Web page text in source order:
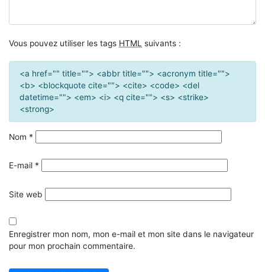
Vous pouvez utiliser les tags HTML suivants :
<a href="" title=""> <abbr title=""> <acronym title="">
<b> <blockquote cite=""> <cite> <code> <del
datetime=""> <em> <i> <q cite=""> <s> <strike>
<strong>
Nom *
E-mail *
Site web
Enregistrer mon nom, mon e-mail et mon site dans le navigateur
pour mon prochain commentaire.